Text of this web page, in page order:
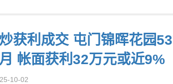
获利成交 屯门锦晖花园
帐面获利32万元或近9%
10-02